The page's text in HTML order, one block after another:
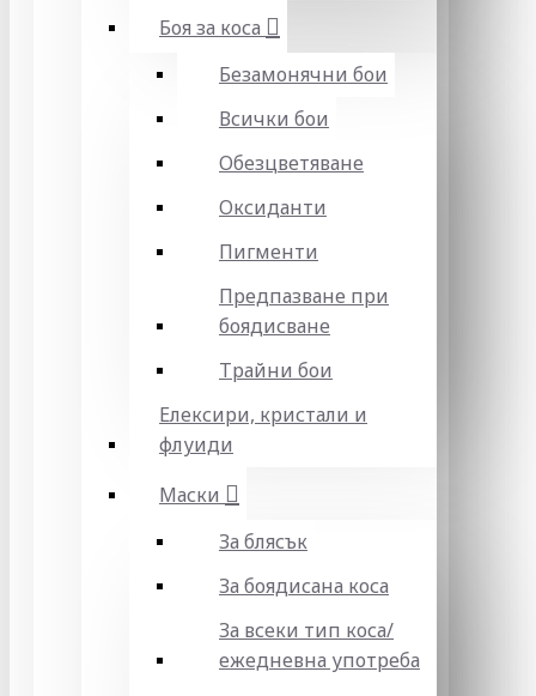
Боя за коса
Безамонячни бои
Всички бои
Обезцветяване
Оксиданти
Пигменти
Предпазване при
боядисване
Трайни бои
Елексири, кристали и
флуиди
Маски
За блясък
За боядисана коса
За всеки тип коса/
ежедневна употреба